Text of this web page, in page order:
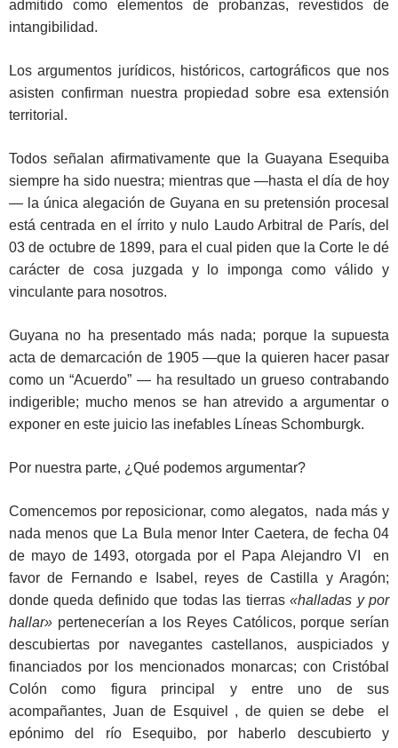
admitido como elementos de probanzas, revestidos de
intangibilidad.
Los argumentos jurídicos, históricos, cartográficos que nos
asisten confirman nuestra propiedad sobre esa extensión
territorial.
Todos señalan afirmativamente que la Guayana Esequiba
siempre ha sido nuestra; mientras que —hasta el día de hoy
— la única alegación de Guyana en su pretensión procesal
está centrada en el írrito y nulo Laudo Arbitral de París, del
03 de octubre de 1899, para el cual piden que la Corte le dé
carácter de cosa juzgada y lo imponga como válido y
vinculante para nosotros.
Guyana no ha presentado más nada; porque la supuesta
acta de demarcación de 1905 —que la quieren hacer pasar
como un “Acuerdo” — ha resultado un grueso contrabando
indigerible; mucho menos se han atrevido a argumentar o
exponer en este juicio las inefables Líneas Schomburgk.
Por nuestra parte, ¿Qué podemos argumentar?
Comencemos por reposicionar, como alegatos, nada más y
nada menos que La Bula menor Inter Caetera, de fecha 04
de mayo de 1493, otorgada por el Papa Alejandro VI en
favor de Fernando e Isabel, reyes de Castilla y Aragón;
donde queda definido que todas las tierras«halladas y por
hallar» pertenecerían a los Reyes Católicos, porque serían
descubiertas por navegantes castellanos, auspiciados y
financiados por los mencionados monarcas; con Cristóbal
Colón como figura principal y entre uno de sus
acompañantes, Juan de Esquivel , de quien se debe el
epónimo del río Esequibo, por haberlo descubierto y